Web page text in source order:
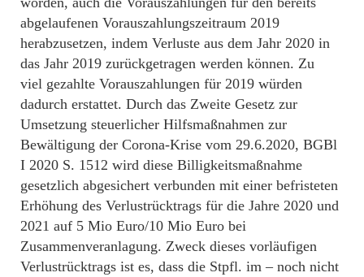
abgelaufenen Vorauszahlungszeitraum 2019
herabzusetzen, indem Verluste aus dem Jahr 2020 in
das Jahr 2019 zurückgetragen werden können. Zu
viel gezahlte Vorauszahlungen für 2019 würden
dadurch erstattet. Durch das Zweite Gesetz zur
Umsetzung steuerlicher Hilfsmaßnahmen zur
Bewältigung der Corona-Krise vom 29.6.2020, BGBl
I 2020 S. 1512 wird diese Billigkeitsmaßnahme
gesetzlich abgesichert verbunden mit einer befristeten
Erhöhung des Verlustrücktrags für die Jahre 2020 und
2021 auf 5 Mio Euro/10 Mio Euro bei
Zusammenveranlagung. Zweck dieses vorläufigen
Verlustrücktrags ist es, dass die Stpfl. im – noch nicht